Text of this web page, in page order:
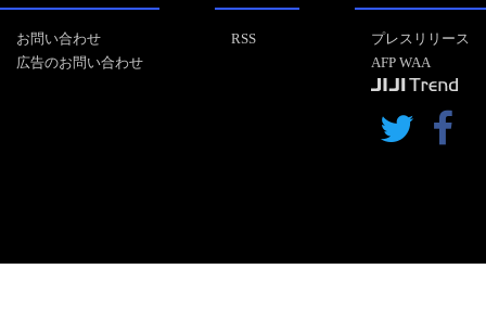
お問い合わせ
広告のお問い合わせ
RSS
プレスリリース
AFP WAA